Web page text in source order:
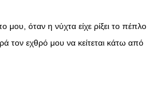
μου, όταν η νύχτα είχε ρίξει το πέπλο
τον εχθρό μου να κείτεται κάτω από